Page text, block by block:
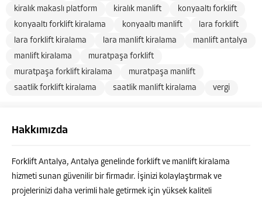
kiralık makaslı platform
kiralık manlift
konyaaltı forklift
konyaaltı forklift kiralama
konyaaltı manlift
lara forklift
lara forklift kiralama
lara manlift kiralama
manlift antalya
manlift kiralama
muratpaşa forklift
muratpaşa forklift kiralama
muratpaşa manlift
saatlik forklift kiralama
saatlik manlift kiralama vergi
Hakkımızda
Forklift Antalya, Antalya genelinde forklift ve manlift kiralama
hizmeti sunan güvenilir bir firmadır. İşinizi kolaylaştırmak ve
projelerinizi daha verimli hale getirmek için yüksek kaliteli